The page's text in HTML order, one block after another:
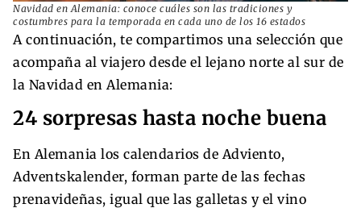
Navidad en Alemania: conoce cuáles son las tradiciones y
costumbres para la temporada en cada uno de los 16 estados
A continuación, te compartimos una selección que
acompaña al viajero desde el lejano norte al sur de
la Navidad en Alemania:
24 sorpresas hasta noche buena
En Alemania los calendarios de Adviento,
Adventskalender, forman parte de las fechas
prenavideñas, igual que las galletas y el vino